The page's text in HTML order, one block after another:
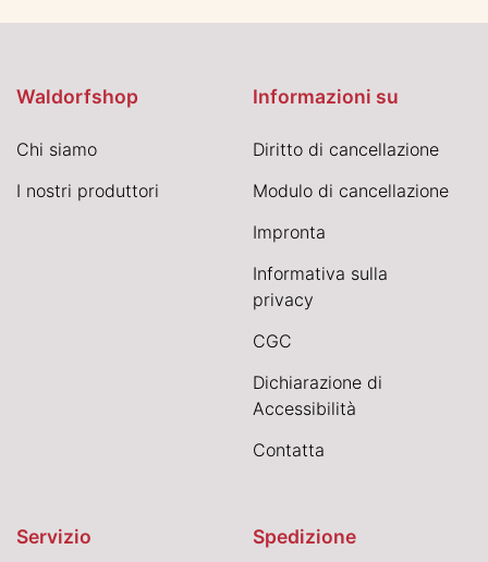
Waldorfshop
Chi siamo
I nostri produttori
Informazioni su
Diritto di cancellazione
Modulo di cancellazione
Impronta
Informativa sulla
privacy
CGC
Dichiarazione di
Accessibilità
Contatta
Servizio Spedizione